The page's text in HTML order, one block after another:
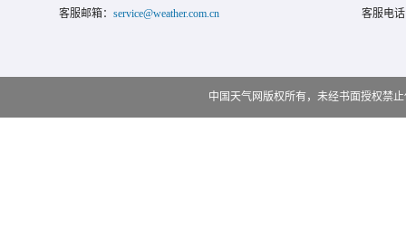
客服邮箱： service@weather.com.cn 客服电
中国天气网版权所有，未经书面授权